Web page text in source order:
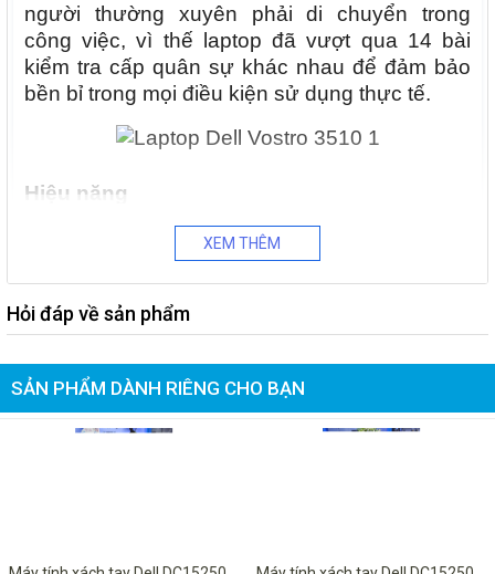
người thường xuyên phải di chuyển trong
công việc, vì thế laptop đã vượt qua 14 bài
kiểm tra cấp quân sự khác nhau để đảm bảo
bền bỉ trong mọi điều kiện sử dụng thực tế.
Hiệu năng
Chạy theo xu hướng phát triển mạnh mẽ của
Intel đó chính là Core i thế hệ 11 kết hợp với
này, máy có thể xử lí mượt mà các tác vụ cơ
bản, đồ hoạ nhẹ nhàng hay thậm chí là giải trí
với những tựa game đình đám nhất hiện nay.
XEM THÊM
Hỏi đáp về sản phẩm
SẢN PHẨM DÀNH RIÊNG CHO BẠN